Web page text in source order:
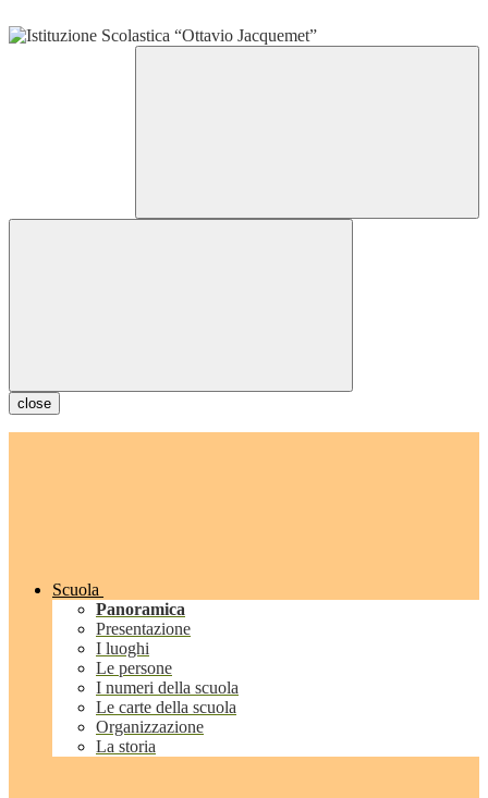
close
Scuola
Panoramica
Presentazione
I luoghi
Le persone
I numeri della scuola
Le carte della scuola
Organizzazione
La storia